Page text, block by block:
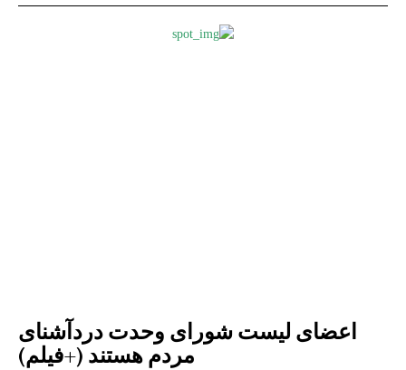
اعضای لیست شورای وحدت دردآشنای
مردم هستند (+فیلم)